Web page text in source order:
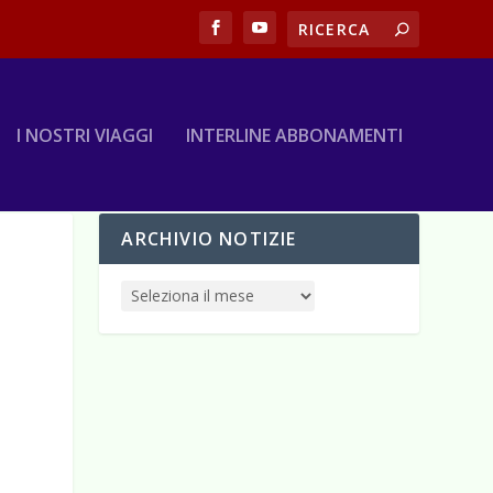
I NOSTRI VIAGGI INTERLINE ABBONAMENTI
ARCHIVIO NOTIZIE